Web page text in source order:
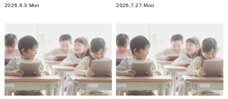
2026.8.3 Mon 2026.7.27 Mon